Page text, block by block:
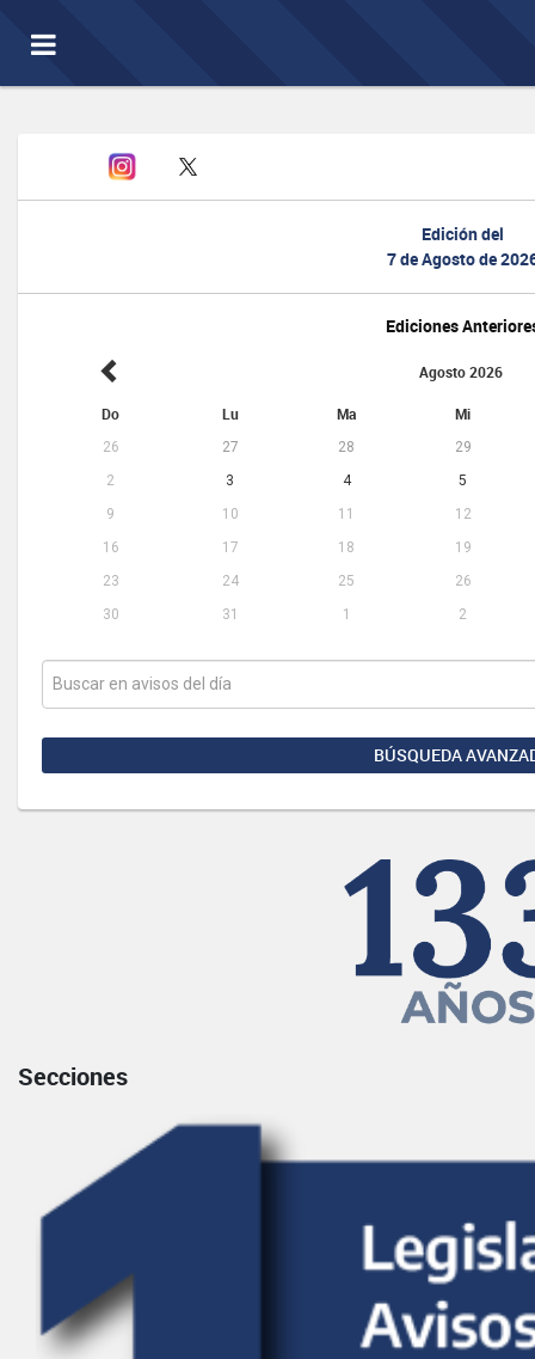
Toggle
navigation
Edición del
7 de Agosto de
Ediciones
Agosto 2026
Do Lu Ma Mi
26 27 28
29
2
3 4
5
9
10 11
12
16
17 18
19
23
24 25
26
30
31 1 2
BÚSQUEDA
Secciones